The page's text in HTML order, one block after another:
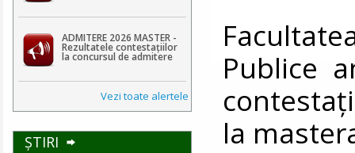
ADMITERE 2026 MASTER -
Rezultatele contestaţiilor
la concursul de admitere
Vezi toate alertele
ŞTIRI
Publice
la